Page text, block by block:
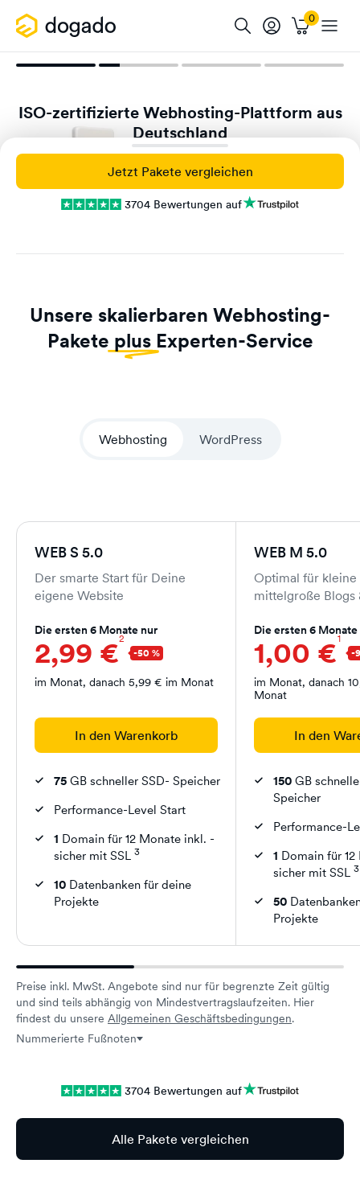
ISO-zertifizierte Webhosting-Plattform aus
Deutschland
Jetzt Pakete vergleichen
3704 Bewertungen auf
Unsere skalierbaren Webhosting-
Pakete plusExperten-Service
Webhosting WordPress
WEB S 5.0
Der smarte Start für Deine
eigene Website
Die ersten 6 Monate nur
2,99 €2
im Monat, danach 5,99 € im Monat
In den Warenkorb
75 GB schneller SSD- Speicher
Performance-Level Start
1 Domain für 12 Monate inkl. -
sicher mit SSL 3
10 Datenbanken für deine
Projekte
WEB M 5.0
Optimal für kleine
mittelgroße Blogs
Die ersten 6 Monate
1,00 €1
im Monat, danach
Monat
In den
150 GB
Speicher
Performance-
1 Domain für
sicher mit SSL 3
50
Projekte
Preise inkl. MwSt. Angebote sind nur für begrenzte Zeit gültig
und sind teils abhängig von Mindestvertragslaufzeiten. Hier
findest du unsere Allgemeinen Geschäftsbedingungen.
Nummerierte Fußnoten
3704 Bewertungen auf
Alle Pakete vergleichen